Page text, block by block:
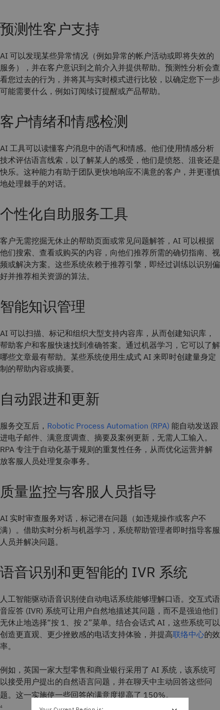
预测性客户支持
AI 可以发现某些异常情况（例如异常的帐户活动或即将失效的
服务），并在客户意识到之前介入并提供帮助。 预测性分析会查
看您过去的行为，并将其与实时模式进行比较，以确定您下一步
可能需要什么，例如订阅续订提醒或产品帮助。
客户情绪和情感检测
AI 工具可以读懂客户消息中的语气和情感。他们使用情感分析
技术评估语言线索，以了解某人的感受，他们是愤怒、沮丧还是
快乐。这种能力有助于团队更快地响应不满意的客户，并更谨慎
地处理棘手的对话。
个性化自助服务工具
客户无需挖掘无休止的帮助页面或常见问题解答，AI 可以根据
他们搜索、查看或购买的内容，向他们推荐所需的确切指南、视
频或解决方案。这些系统依赖于推荐引擎，即经过训练以识别偏
好并推荐相关资源的算法。
智能知识管理
AI 可以扫描、标记和组织大型支持内容库，从而创建知识库，
帮助客户和客服快速找到准确答案。通过机器学习，它可以了解
哪些文章最有帮助。某些系统使用生成式 AI 来即时创建量身定
制的帮助内容或摘要。
自动跟进和更新
服务交互后， Robotic Process Automation (RPA) 能自动发送跟
进电子邮件、满意度调查、摘要及案例更新，无需人工输入。
RPA 专注于自动化基于规则的重复性任务，从而优化运营并解
放客服人员处理复杂事务。
质量监控与客服人员指导
AI 实时审查服务对话，标记潜在问题（如违规操作或客户不
满）。借助实时分析与机器学习，系统帮助管理者即时指导客服
人员并解决问题。
语音识别和更智能的 IVR 系统
人工智能驱动语音识别使自动电话系统能够理解口语。交互式语
音应答 (IVR) 系统可让用户自然地描述其问题，而不是强迫他们
无休止地选择“按 1、按 2”菜单。结合会话式 AI，这些系统可以
创造更直观、更少挫败感的电话支持体验，并提高联络中心的效
率。
例如，英国一家大型零售和商业银行采用了 AI 系统，该系统可
以接受用户提出的自然语言问题，并在聊天中主动回答这些问
题。这一实施使一些回答的满意度提高了 150%。
4